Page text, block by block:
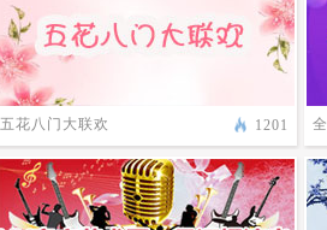
五花八门大联欢 1201